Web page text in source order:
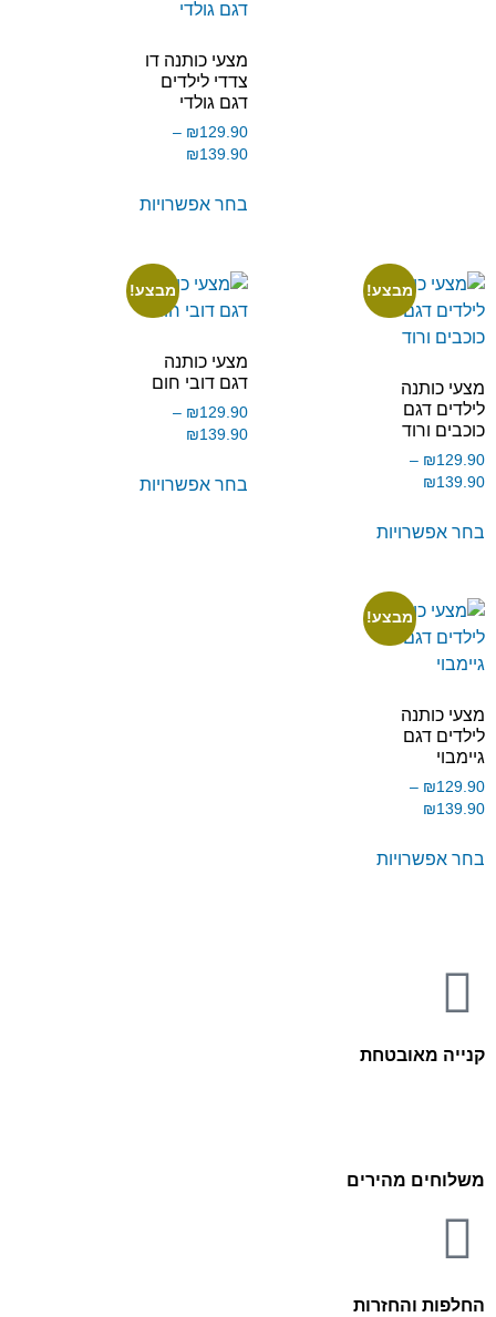
מצעי כותנה דו
צדדי לילדים
דגם גולדי
₪129.90
–
₪139.90
בחר אפשרויות
מבצע!
מצעי כותנה
לילדים דגם
כוכבים ורוד
₪129.90
–
₪139.90
בחר אפשרויות
מבצע!
מצעי כותנה
דגם דובי חום
₪129.90
–
₪139.90
בחר אפשרויות
מבצע!
מצעי כותנה
לילדים דגם
גיימבוי
₪129.90
–
₪139.90
בחר אפשרויות
קנייה מאובטחת
משלוחים מהירים
החלפות והחזרות